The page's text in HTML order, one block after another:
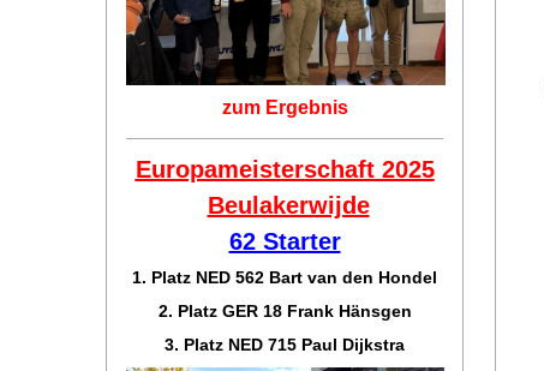
zum Ergebnis
Europameisterschaft 2025
Beulakerwijde
62 Starter
1. Platz NED 562 Bart van den Hondel
2. Platz GER 18 Frank Hänsgen
3. Platz NED 715 Paul Dijkstra